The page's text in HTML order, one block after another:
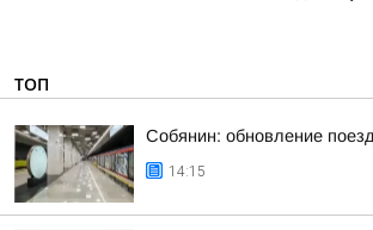
ТОП
Собянин: обновление
14:15